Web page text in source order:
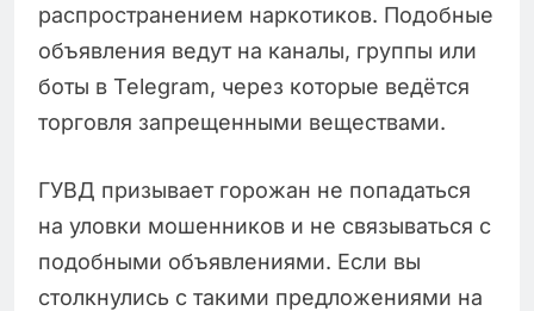
распространением наркотиков. Подобные
объявления ведут на каналы, группы или
боты в Telegram, через которые ведётся
торговля запрещенными веществами.
ГУВД призывает горожан не попадаться
на уловки мошенников и не связываться с
подобными объявлениями. Если вы
столкнулись с такими предложениями на